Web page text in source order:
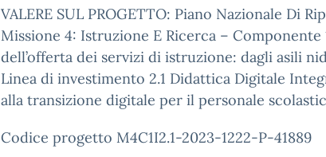
VALERE SUL PROGETTO: Piano Nazionale Di
Missione 4: Istruzione E Ricerca – Componente
dell’offerta dei servizi di istruzione: dagli asili
Linea di investimento 2.1 Didattica Digitale
alla transizione digitale per il personale
Codice progetto M4C1I2.1-2023-1222-P-41889